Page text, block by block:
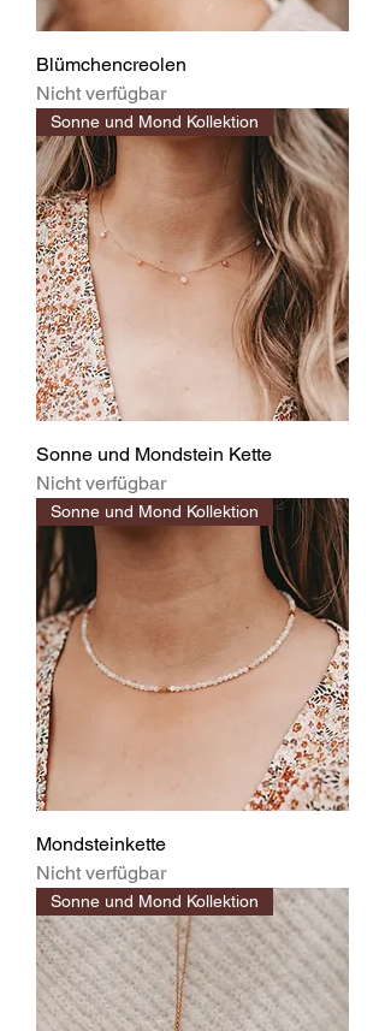
Blümchencreolen
Nicht verfügbar
Sonne und Mond Kollektion
Sonne und Mondstein Kette
Nicht verfügbar
Sonne und Mond Kollektion
Mondsteinkette
Nicht verfügbar
Sonne und Mond Kollektion